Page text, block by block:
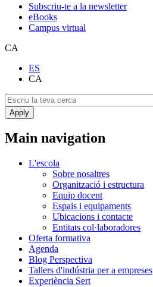
Subscriu-te a la newsletter
eBooks
Campus virtual
CA
ES
CA
Main navigation
L'escola
Sobre nosaltres
Organització i estructura
Equip docent
Espais i equipaments
Ubicacions i contacte
Entitats col·laboradores
Oferta formativa
Agenda
Blog Perspectiva
Tallers d'indústria per a empreses
Experiència Sert